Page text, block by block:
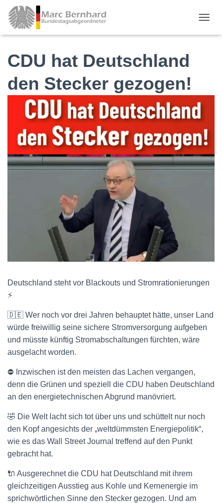
CDU hat Deutschland
den Stecker gezogen!
Deutschland steht vor Blackouts und Stromrationierungen
⚡️
🇩🇪 Wer noch vor drei Jahren behauptet hätte, unser Land
würde freiwillig seine sichere Stromversorgung aufgeben
und müsste künftig Stromabschaltungen fürchten, wäre
ausgelacht worden.
⛔️ Inzwischen ist den meisten das Lachen vergangen,
denn die Grünen und speziell die CDU haben Deutschland
an den energietechnischen Abgrund manövriert.
🤣 Die Welt lacht sich tot über uns und schüttelt nur noch
den Kopf angesichts der „weltdümmsten Energiepolitik“,
wie es das Wall Street Journal treffend auf den Punkt
gebracht hat.
🔌 Ausgerechnet die CDU hat Deutschland mit ihrem
gleichzeitigen Ausstieg aus Kohle und Kernenergie im
sprichwörtlichen Sinne den Stecker gezogen. Und am